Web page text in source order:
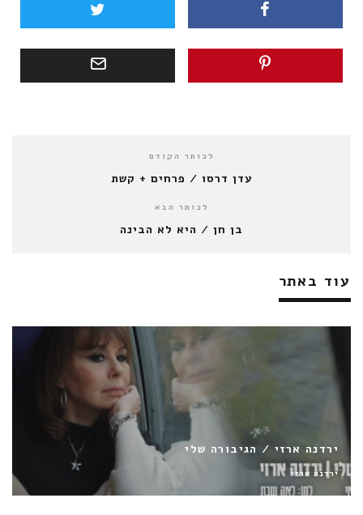
לכותר הקודם
עדן דרסו / פרחים + קשת
לכותר הבא
בן חן / היא לא הבינה
עוד באתר
עידן רייכל / אבן על אבן (רגע של אושר)
עידן רייכל